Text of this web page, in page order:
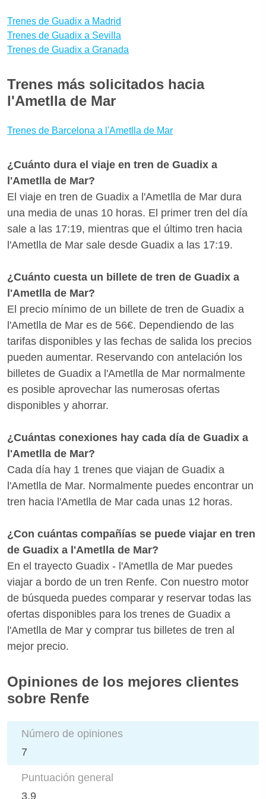
billetes con bastante antelación para aprovechar las
promociones de Renfe. ¿Quieres saber si hay
medios de transporte mejores para llegar a l'Ametlla
comparar trenes, vuelos y escoger la mejor opción
para ti en pocos clics.
Trenes de Guadix a Madrid
Trenes de Guadix a Sevilla
Trenes de Guadix a Granada
Trenes más solicitados hacia
l'Ametlla de Mar
Trenes de Barcelona a l'Ametlla de Mar
¿Cuánto dura el viaje en tren de Guadix a
l'Ametlla de Mar?
El viaje en tren de Guadix a l'Ametlla de Mar dura
una media de unas 10 horas. El primer tren del día
sale a las 17:19, mientras que el último tren hacia
l'Ametlla de Mar sale desde Guadix a las 17:19.
¿Cuánto cuesta un billete de tren de Guadix a
l'Ametlla de Mar?
El precio mínimo de un billete de tren de Guadix a
l'Ametlla de Mar es de 56€. Dependiendo de las
tarifas disponibles y las fechas de salida los precios
pueden aumentar. Reservando con antelación los
billetes de Guadix a l'Ametlla de Mar normalmente
es posible aprovechar las numerosas ofertas
disponibles y ahorrar.
¿Cuántas conexiones hay cada día de Guadix a
l'Ametlla de Mar?
Cada día hay 1 trenes que viajan de Guadix a
l'Ametlla de Mar. Normalmente puedes encontrar un
tren hacia l'Ametlla de Mar cada unas 12 horas.
¿Con cuántas compañías se puede viajar en tren
de Guadix a l'Ametlla de Mar?
En el trayecto Guadix - l'Ametlla de Mar puedes
viajar a bordo de un tren Renfe. Con nuestro motor
de búsqueda puedes comparar y reservar todas las
ofertas disponibles para los trenes de Guadix a
l'Ametlla de Mar y comprar tus billetes de tren al
mejor precio.
Opiniones de los mejores clientes
sobre Renfe
Número de opiniones
7
Puntuación general
3.9